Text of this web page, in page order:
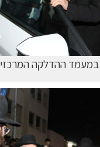
במעמד ההדלקה המרכזי